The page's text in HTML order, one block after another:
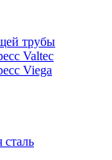
трубы
Valtec
Viega